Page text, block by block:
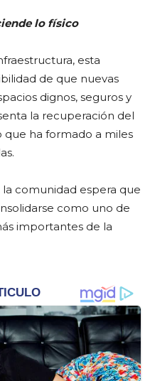
lo físico
esta
de que nuevas
dignos, seguros y
la recuperación del
que ha formado a miles
la comunidad espera que
como uno de
importantes de la